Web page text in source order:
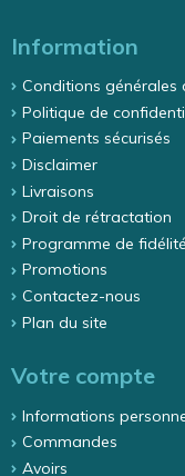
Information
Conditions générales
Politique de
Paiements sécurisés
Disclaimer
Livraisons
Droit de rétractation
Programme de fidélité
Promotions
Contactez-nous
Plan du site
Votre compte
Informations
Commandes
Avoirs